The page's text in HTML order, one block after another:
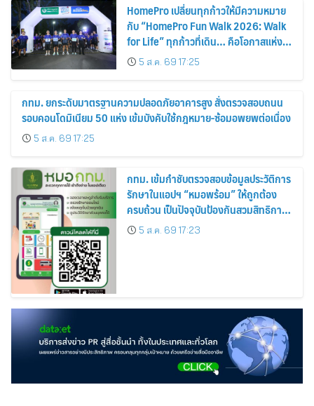
HomePro เปลี่ยนทุกก้าวให้มีความหมาย
กับ “HomePro Fun Walk 2026: Walk
for Life” ทุกก้าวที่เดิน… คือโอกาสแห่ง
การมีชีวิต
5 ส.ค. 69 17:25
กทม. ยกระดับมาตรฐานความปลอดภัยอาคารสูง สั่งตรวจสอบถนน
รอบคอนโดมิเนียม 50 แห่ง เข้มบังคับใช้กฎหมาย-ซ้อมอพยพต่อเนื่อง
5 ส.ค. 69 17:25
กทม. เข้มกำชับตรวจสอบข้อมูลประวัติการ
รักษาในแอปฯ “หมอพร้อม” ให้ถูกต้อง
ครบถ้วน เป็นปัจจุบันป้องกันสวมสิทธิการ
รักษา5 ส.ค. 69 17:23